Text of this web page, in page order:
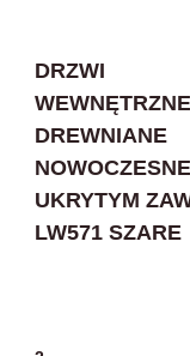
DRZWI
WEWNĘTRZNE
DREWNIANE
NOWOCZESNE
UKRYTYM
LW571 SZARE